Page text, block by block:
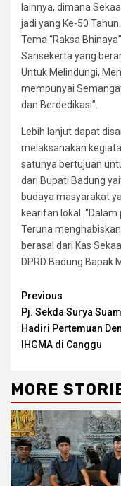
lainnya, dimana
jadi yang Ke-50
Tema “Raksa
Sansekerta yang
Untuk Melindungi,
mempunyai
dan Berdedikasi”.
Lebih lanjut dapat
melaksanakan
satunya bertujuan
dari Bupati Badung
budaya masyarakat
kearifan lokal.
Teruna
berasal dari Kas
DPRD Badung Bapak
Continue
Reading
Previous
Pj. Sekda Surya
Hadiri Pertemuan
IHGMA di Canggu
MORE